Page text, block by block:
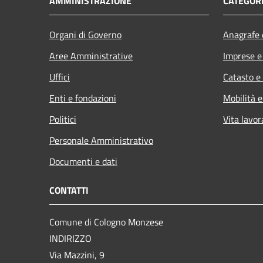
Organi di Governo
Aree Amministrative
Uffici
Enti e fondazioni
Politici
Personale Amministrativo
Documenti e dati
Imprese
Catasto
Mobilità
Vita
CONTATTI
Comune di Cologno Monzese
INDIRIZZO
Via Mazzini, 9